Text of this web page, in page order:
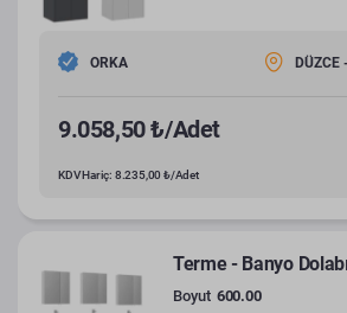
ORKA DÜZCE
9.058,50 ₺/Adet
KDV Hariç: 8.235,00 ₺/Adet
Terme - Banyo
Boyut 600.00